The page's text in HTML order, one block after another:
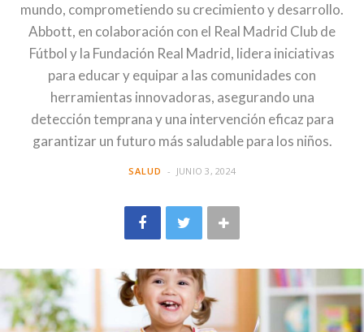
mundo, comprometiendo su crecimiento y desarrollo.
Abbott, en colaboración con el Real Madrid Club de
Fútbol y la Fundación Real Madrid, lidera iniciativas
para educar y equipar a las comunidades con
herramientas innovadoras, asegurando una
detección temprana y una intervención eficaz para
garantizar un futuro más saludable para los niños.
SALUD JUNIO 3, 2024